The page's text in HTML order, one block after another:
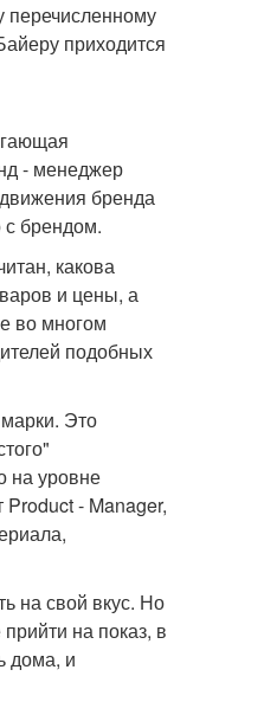
перечисленному
приходится
- менеджер
бренда
с брендом.
какова
и цены, а
во многом
подобных
Это
на уровне
Product - Manager,
на свой вкус. Но
на показ, в
дома, и